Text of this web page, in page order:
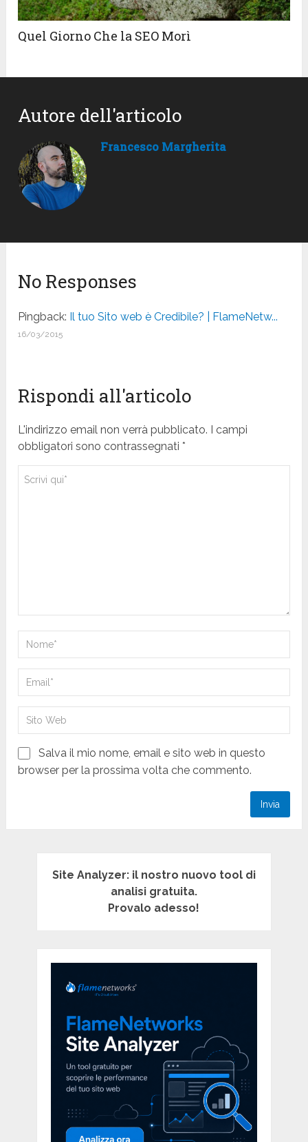
Quel Giorno Che la SEO Morì
Autore dell'articolo
Francesco Margherita
No Responses
Pingback: Il tuo Sito web è Credibile? | FlameNetw...
16/03/2015
Rispondi all'articolo
L'indirizzo email non verrà pubblicato. I campi
obbligatori sono contrassegnati *
Salva il mio nome, email e sito web in questo
browser per la prossima volta che commento.
Site Analyzer: il nostro nuovo tool di
analisi gratuita.
Provalo adesso!